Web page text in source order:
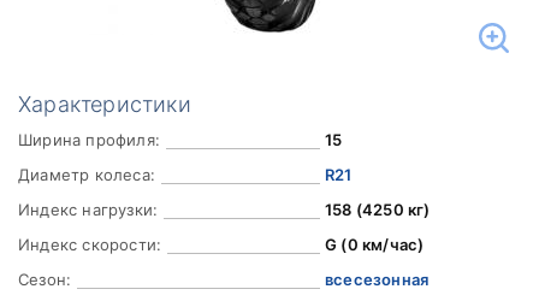
Характеристики
Ширина профиля:
15
Диаметр колеса:
R21
Индекс нагрузки:
158 (4250 кг)
Индекс скорости:
G (0 км/час)
Сезон:
всесезонная